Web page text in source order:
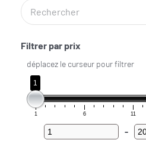
Filtrer par prix
déplacez le curseur pour filtrer
1
1 6 11
-